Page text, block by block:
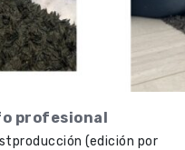
profesional
(edición por